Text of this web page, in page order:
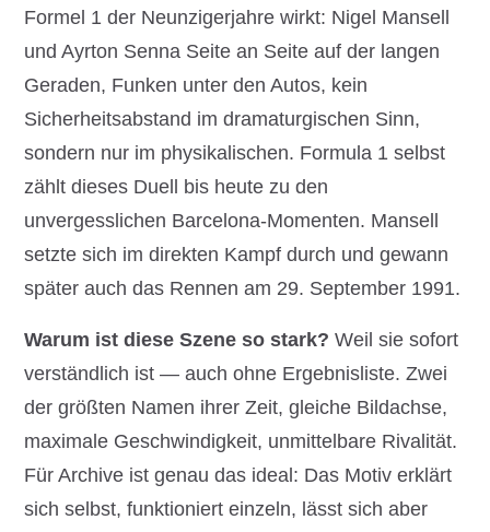
Formel 1 der Neunzigerjahre wirkt: Nigel Mansell
und Ayrton Senna Seite an Seite auf der langen
Geraden, Funken unter den Autos, kein
Sicherheitsabstand im dramaturgischen Sinn,
sondern nur im physikalischen. Formula 1 selbst
zählt dieses Duell bis heute zu den
unvergesslichen Barcelona-Momenten. Mansell
setzte sich im direkten Kampf durch und gewann
später auch das Rennen am 29. September 1991.
Warum ist diese Szene so stark? Weil sie sofort
verständlich ist — auch ohne Ergebnisliste. Zwei
der größten Namen ihrer Zeit, gleiche Bildachse,
maximale Geschwindigkeit, unmittelbare Rivalität.
Für Archive ist genau das ideal: Das Motiv erklärt
sich selbst, funktioniert einzeln, lässt sich aber